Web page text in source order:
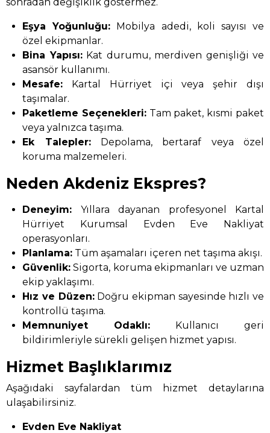
sonradan değişiklik göstermez.
Eşya Yoğunluğu: Mobilya adedi, koli sayısı ve
özel ekipmanlar.
Bina Yapısı:Kat durumu, merdiven genişliği ve
asansör kullanımı.
Mesafe: Kartal Hürriyet içi veya şehir dışı
taşımalar.
Paketleme Seçenekleri:Tam paket, kısmi paket
veya yalnızca taşıma.
Ek Talepler:Depolama, bertaraf veya özel
koruma malzemeleri.
Neden Akdeniz Ekspres?
Deneyim: Yıllara dayanan profesyonel Kartal
Hürriyet Kurumsal Evden Eve Nakliyat
operasyonları.
Planlama: Tüm aşamaları içeren net taşıma akışı.
Güvenlik: Sigorta, koruma ekipmanları ve uzman
ekip yaklaşımı.
Hız ve Düzen:Doğru ekipman sayesinde hızlı ve
kontrollü taşıma.
Memnuniyet Odaklı: Kullanıcı geri
bildirimleriyle sürekli gelişen hizmet yapısı.
Hizmet Başlıklarımız
Aşağıdaki sayfalardan tüm hizmet detaylarına
ulaşabilirsiniz.
Evden Eve Nakliyat